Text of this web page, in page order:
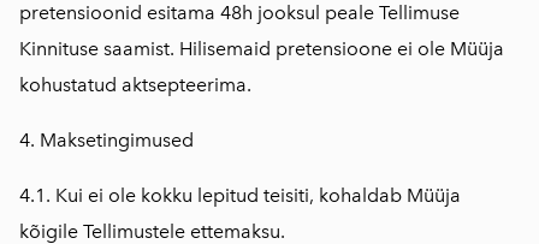
pretensioonid esitama 48h jooksul peale Tellimuse
Kinnituse saamist. Hilisemaid pretensioone ei ole Müüja
kohustatud aktsepteerima.
4. Maksetingimused
4.1. Kui ei ole kokku lepitud teisiti, kohaldab Müüja
kõigile Tellimustele ettemaksu.